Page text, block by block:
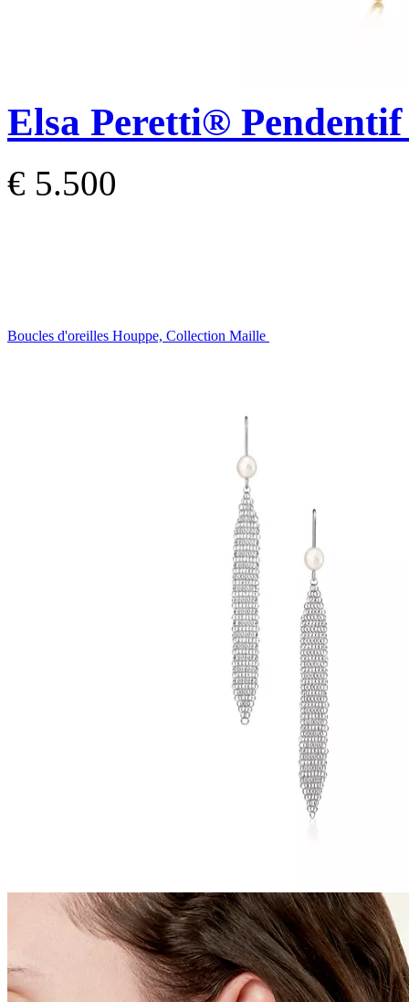
Elsa Peretti®
€ 5.500
Boucles d'oreilles Houppe, Collection Maille